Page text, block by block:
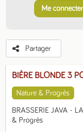
BIÈRE BLONDE 3
Nature & Progrès
BRASSERIE JAVA -
& Progrès
Me connecter
Partager